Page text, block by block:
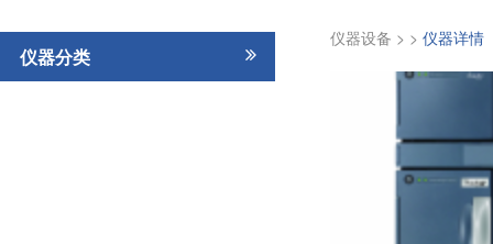
仪器分类
仪器设备 > > 仪器详情